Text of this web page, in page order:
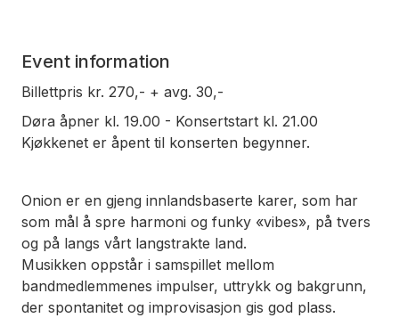
Event information
Billettpris kr. 270,- + avg. 30,-
Døra åpner kl. 19.00 - Konsertstart kl. 21.00
Kjøkkenet er åpent til konserten begynner.
Onion er en gjeng innlandsbaserte karer, som har
som mål å spre harmoni og funky «vibes», på tvers
og på langs vårt langstrakte land.
Musikken oppstår i samspillet mellom
bandmedlemmenes impulser, uttrykk og bakgrunn,
der spontanitet og improvisasjon gis god plass.